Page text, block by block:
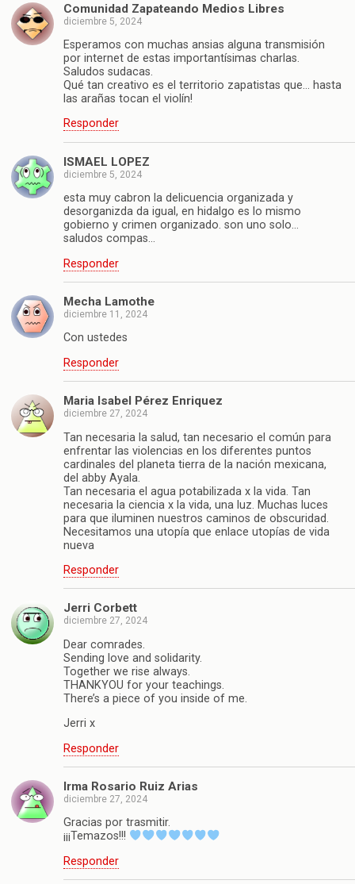
Comunidad Zapateando Medios Libres
diciembre 5, 2024
Esperamos con muchas ansias alguna transmisión
por internet de estas importantísimas charlas.
Saludos sudacas.
Qué tan creativo es el territorio zapatistas que… hasta
las arañas tocan el violín!
Responder
ISMAEL LOPEZ
diciembre 5, 2024
esta muy cabron la delicuencia organizada y
desorganizda da igual, en hidalgo es lo mismo
gobierno y crimen organizado. son uno solo…
saludos compas…
Responder
Mecha Lamothe
diciembre 11, 2024
Con ustedes
Responder
Maria Isabel Pérez Enriquez
diciembre 27, 2024
Tan necesaria la salud, tan necesario el común para
enfrentar las violencias en los diferentes puntos
cardinales del planeta tierra de la nación mexicana,
del abby Ayala.
Tan necesaria el agua potabilizada x la vida. Tan
necesaria la ciencia x la vida, una luz. Muchas luces
para que iluminen nuestros caminos de obscuridad.
Necesitamos una utopía que enlace utopías de vida
nueva
Responder
Jerri Corbett
diciembre 27, 2024
Dear comrades.
Sending love and solidarity.
Together we rise always.
THANKYOU for your teachings.
There’s a piece of you inside of me.
Jerri x
Responder
Irma Rosario Ruiz Arias
diciembre 27, 2024
Gracias por trasmitir.
¡¡¡Temazos!!!
Responder